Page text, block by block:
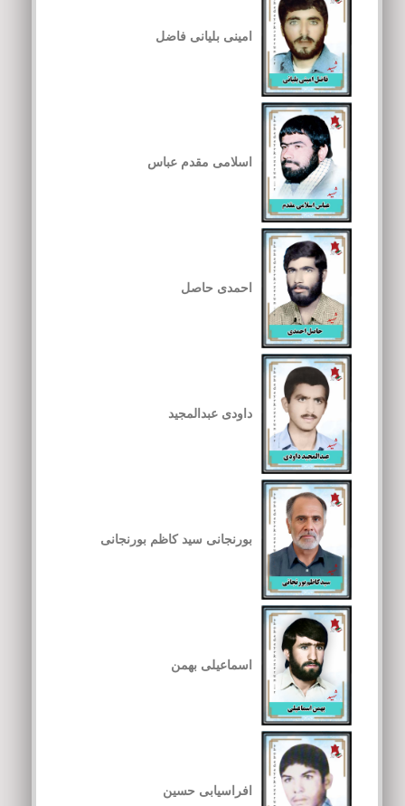
امینی بلیانی فاضل
اسلامی مقدم عباس
احمدی حاصل
داودی عبدالمجید
بورنجانی سید کاظم بورنجانی
اسماعیلی بهمن
افراسیابی حسین